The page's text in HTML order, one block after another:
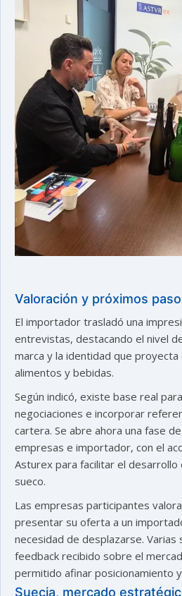
Valoración y próximos
El importador trasladó una
entrevistas, destacando el nivel
marca y la identidad que
alimentos y bebidas.
Según indicó, existe base real
negociaciones e incorporar
cartera. Se abre ahora una fase
empresas e importador, con el
Asturex para facilitar el desarrollo
sueco.
Las empresas participantes
presentar su oferta a un
necesidad de desplazarse. Varias
feedback recibido sobre el
permitido afinar posicionamiento
Suecia, mercado